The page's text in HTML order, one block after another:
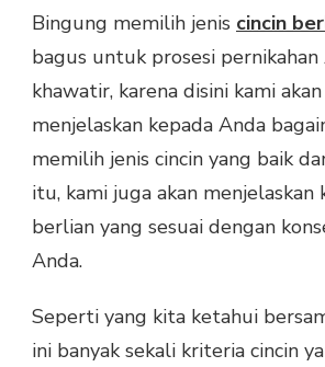
Bingung memilih jenis cincin
bagus untuk prosesi pernikahan
khawatir, karena disini kami
menjelaskan kepada Anda
memilih jenis cincin yang baik
itu, kami juga akan menjelaskan
berlian yang sesuai dengan
Anda.
Seperti yang kita ketahui
ini banyak sekali kriteria cincin